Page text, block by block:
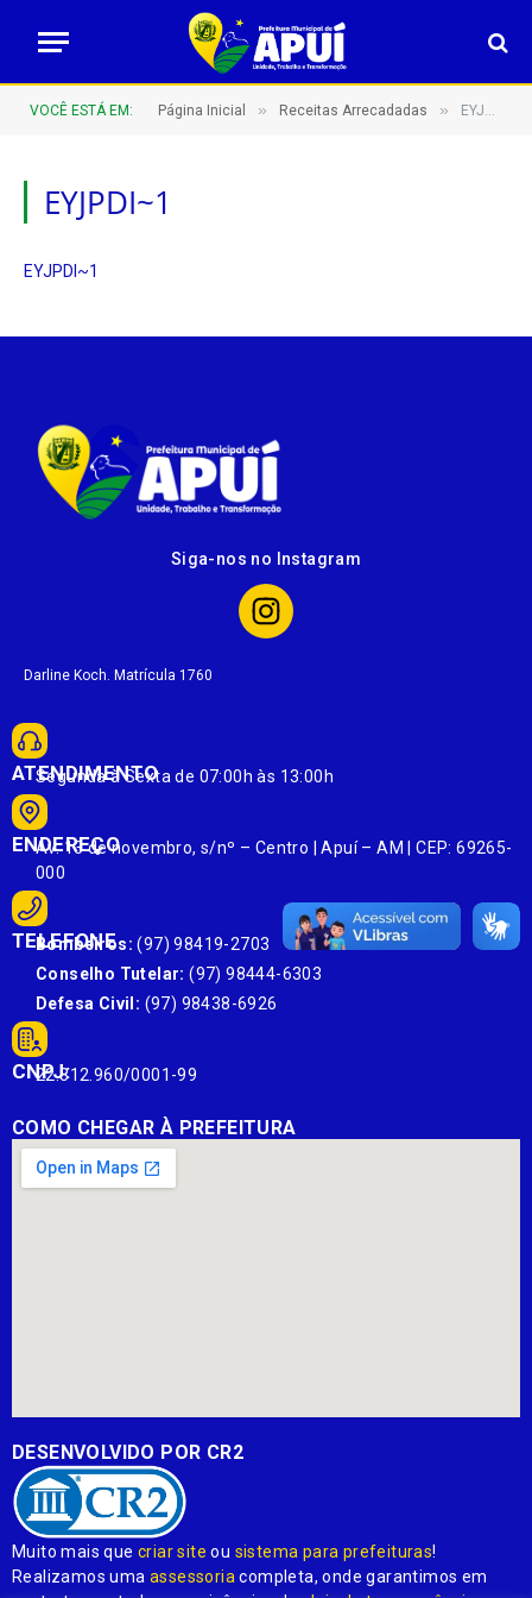
VOCÊ ESTÁ EM: Página Inicial » Receitas Arrecadadas » EYJPDI~1
EYJPDI~1
EYJPDI~1
Siga-nos no Instagram
Darline Koch. Matrícula 1760
ATENDIMENTO
Segunda à Sexta de 07:00h às 13:00h
ENDEREÇO
Av. 13 de novembro, s/nº – Centro | Apuí – AM | CEP: 69265-
000
TELEFONE
Bombeiros: (97) 98419-2703
Conselho Tutelar: (97) 98444-6303
Defesa Civil: (97) 98438-6926
CNPJ:
22.812.960/0001-99
COMO CHEGAR À PREFEITURA
DESENVOLVIDO POR CR2
Muito mais quecriar site ou sistema para prefeituras!
Realizamos umaassessoria completa, onde garantimos em